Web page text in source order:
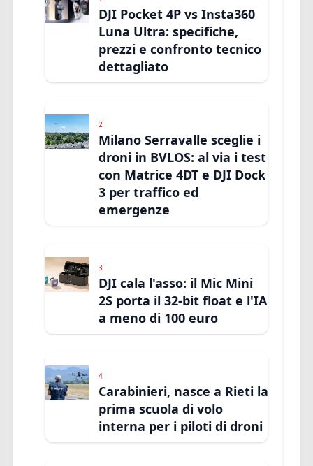
DJI Pocket 4P vs Insta360
Luna Ultra: specifiche,
prezzi e confronto tecnico
dettagliato
2
Milano Serravalle sceglie i
droni in BVLOS: al via i test
con Matrice 4DT e DJI Dock
3 per traffico ed
emergenze
3
DJI cala l'asso: il Mic Mini
2S porta il 32-bit float e l'IA
a meno di 100 euro
4
Carabinieri, nasce a Rieti la
prima scuola di volo
interna per i piloti di droni